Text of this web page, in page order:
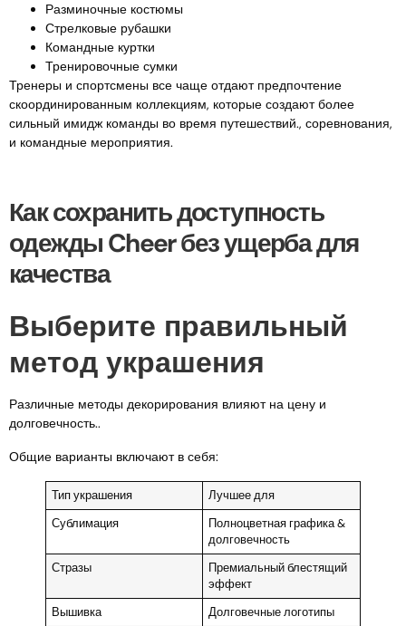
Разминочные костюмы
Стрелковые рубашки
Командные куртки
Тренировочные сумки
Тренеры и спортсмены все чаще отдают предпочтение
скоординированным коллекциям, которые создают более
сильный имидж команды во время путешествий., соревнования,
и командные мероприятия.
Как сохранить доступность
одежды Cheer без ущерба для
качества
Выберите правильный
метод украшения
Различные методы декорирования влияют на цену и
долговечность..
Общие варианты включают в себя:
Тип украшения
Лучшее для
Сублимация
Полноцветная графика &
долговечность
Стразы
Премиальный блестящий
эффект
Вышивка
Долговечные логотипы